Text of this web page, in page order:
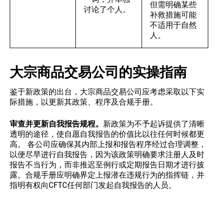
讨论了个人。
但需明确某些
补救措施可能
不适用于自然
人。
大宗商品交易公司的实操指南
鉴于新政策的出台，大宗商品交易公司应考虑采取以下实
际措施，以更新其政策、程序及合规手册。
审查并更新自我报告规程。 新政策为不予起诉提供了清晰
透明的途径，使自愿自我报告的价值比以往任何时候都更
高。 各公司应确保其内部上报和报告程序经过合理调整，
以便尽早进行自我报告，因为该政策明确要求注册人及时
报告不当行为，而非推迟至例行或定期报告日期才进行披
露。合规手册应明确界定上报潜在违规行为的指挥链，并
指明有权向CFTC任何部门发起自我报告的人员。